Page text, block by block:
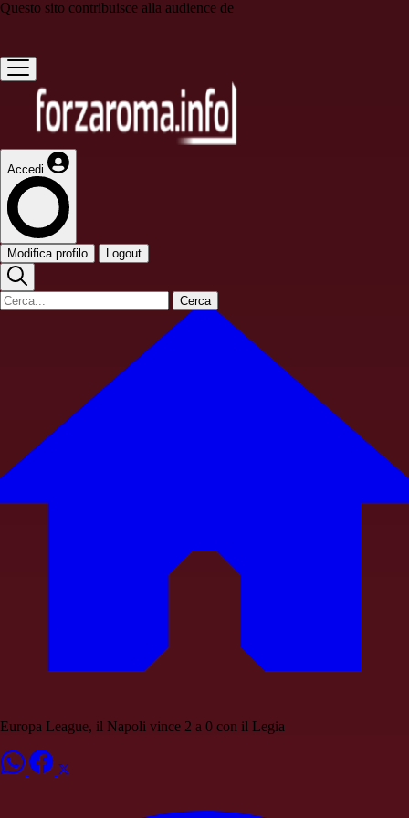
Questo sito contribuisce alla audience de
Accedi
Modifica profilo Logout
Cerca
Europa League, il Napoli vince 2 a 0 con il Legia